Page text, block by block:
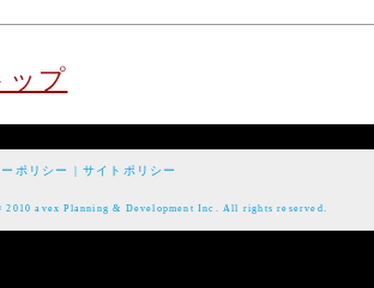
ップ
ポリシー |サイトポリシー
2010 avex Planning & Development Inc. All rights reserved.